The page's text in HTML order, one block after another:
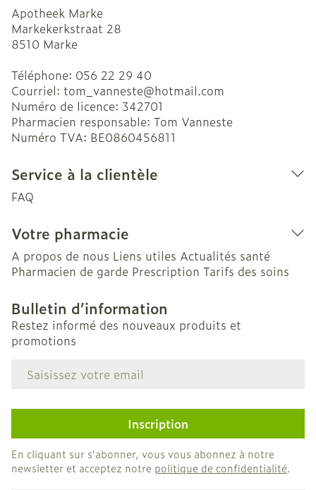
Apotheek Marke
Markekerkstraat 28
8510 Marke
Téléphone: 056 22 29 40
Courriel: tom_vanneste@hotmail.com
Numéro de licence: 342701
Pharmacien responsable: Tom Vanneste
Numéro TVA: BE0860456811
Service à la clientèle
FAQ
Votre pharmacie
A propos de nous Liens utiles Actualités santé
Pharmacien de garde Prescription Tarifs des soins
Bulletin d’information
Restez informé des nouveaux produits et
promotions
Adresse mail
Inscription
En cliquant sur s'abonner, vous vous abonnez à notre
newsletter et acceptez notre politique de confidentialité.